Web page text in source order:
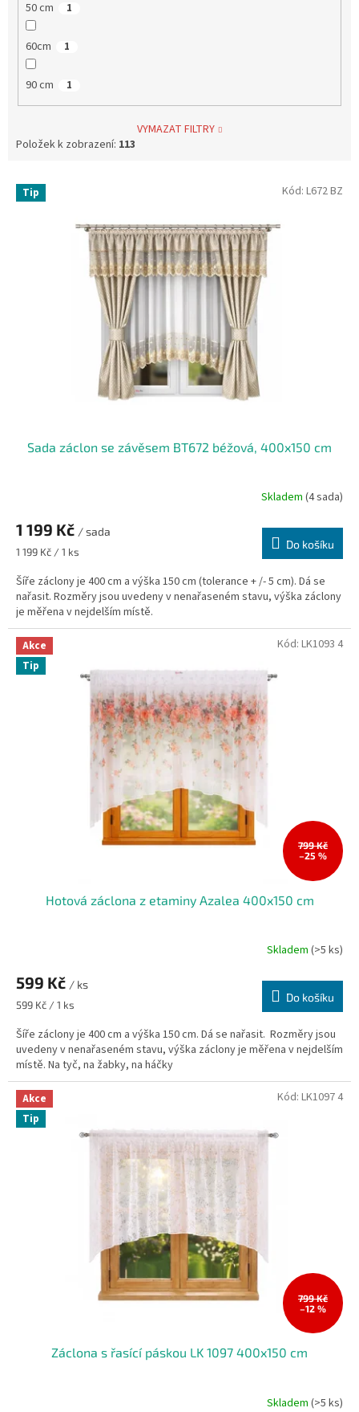
50 cm 1
60cm 1
90 cm 1
VYMAZAT FILTRY
Položek k zobrazení: 113
V Tip
Sada záclon se závěsem BT672 béžová, 400x150 cm
Skladem (4 sada)
1 199 Kč / sada
Měrná
1 199 Kč / 1 ks
Do košíku
Šíře záclony je 400 cm a výška 150 cm (tolerance + /- 5 cm). Dá se
nařasit. Rozměry jsou uvedeny v nenařaseném stavu, výška záclony
je měřena v nejdelším místě.
Kód: L672 BZ
Akce
Tip
799 Kč
–25 %
Hotová záclona z etaminy Azalea 400x150 cm
Skladem (>5 ks)
599 Kč / ks
Měrná
599 Kč / 1 ks
Do košíku
Šíře záclony je 400 cm a výška 150 cm. Dá se nařasit. Rozměry jsou
uvedeny v nenařaseném stavu, výška záclony je měřena v nejdelším
místě. Na tyč, na žabky, na háčky
Kód: LK1093 4
Akce
Tip
799 Kč
–12 %
Záclona s řasící páskou LK 1097 400x150 cm
Skladem (>5 ks)
Kód: LK1097 4